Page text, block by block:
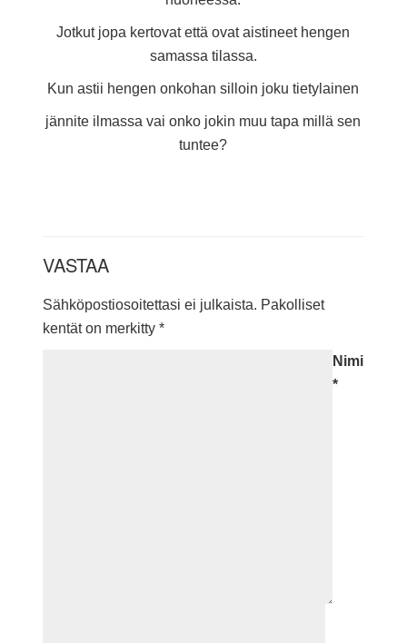
Jotkut jopa kertovat että ovat aistineet hengen
samassa tilassa.
Kun astii hengen onkohan silloin joku tietylainen
jännite ilmassa vai onko jokin muu tapa millä sen
tuntee?
VASTAA
Sähköpostiosoitettasi ei julkaista. Pakolliset
kentät on merkitty *
Nimi
*